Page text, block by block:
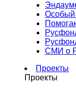
Особый
СМИ о
Проекты
Проекты